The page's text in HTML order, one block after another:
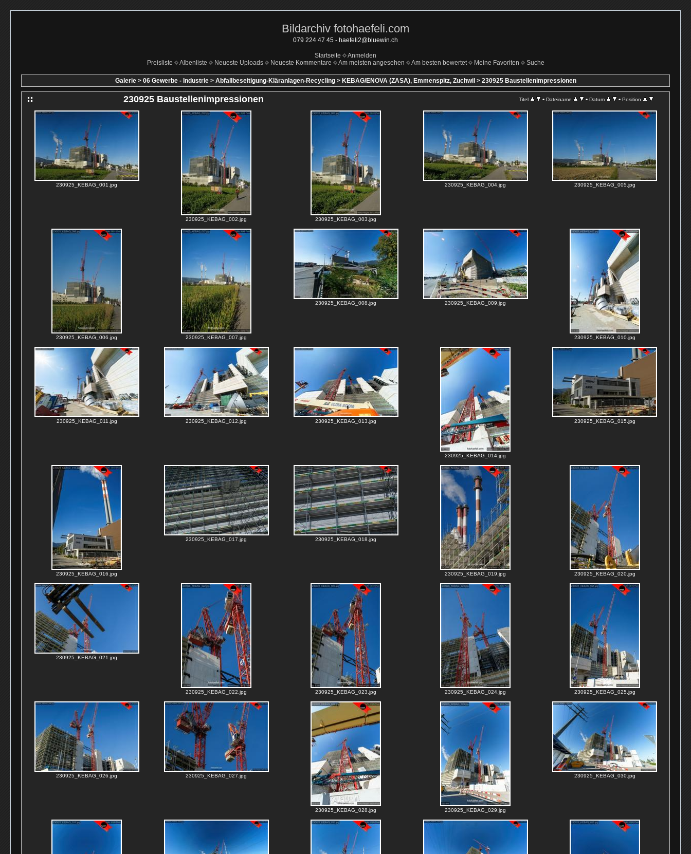
Bildarchiv fotohaefeli.com
079 224 47 45 - haefeli2@bluewin.ch
Startseite
Anmelden
Preisliste
Albenliste Neueste Uploads Neueste Kommentare Am meisten angesehen Am besten bewertet Meine Favoriten Suche
Galerie> 06 Gewerbe - Industrie> Abfallbeseitigung-Kläranlagen-Recycling> KEBAG/ENOVA (ZASA), Emmenspitz, Zuchwil > 230925 Baustellenimpressionen
230925 Baustellenimpressionen Titel • Dateiname • Datum • Position
230925_KEBAG_001.jpg
230925_KEBAG_002.jpg 230925_KEBAG_003.jpg
230925_KEBAG_004.jpg 230925_KEBAG_005.jpg
230925_KEBAG_006.jpg 230925_KEBAG_007.jpg
230925_KEBAG_008.jpg 230925_KEBAG_009.jpg
230925_KEBAG_010.jpg
230925_KEBAG_011.jpg 230925_KEBAG_012.jpg 230925_KEBAG_013.jpg
230925_KEBAG_014.jpg
230925_KEBAG_015.jpg
230925_KEBAG_016.jpg
230925_KEBAG_017.jpg 230925_KEBAG_018.jpg
230925_KEBAG_019.jpg 230925_KEBAG_020.jpg
230925_KEBAG_021.jpg
230925_KEBAG_022.jpg 230925_KEBAG_023.jpg 230925_KEBAG_024.jpg 230925_KEBAG_025.jpg
230925_KEBAG_026.jpg 230925_KEBAG_027.jpg
230925_KEBAG_028.jpg 230925_KEBAG_029.jpg
230925_KEBAG_030.jpg